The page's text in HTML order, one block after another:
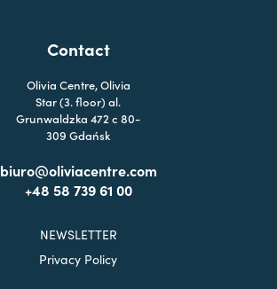
Contact
Olivia Centre, Olivia
Star (3. floor) al.
Grunwaldzka 472 c 80-
309 Gdańsk
biuro@oliviacentre.com
+48 58 739 61 00
NEWSLETTER
Privacy Policy